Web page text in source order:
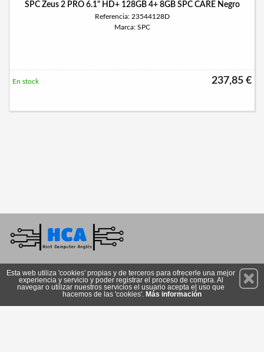
SPC Zeus 2 PRO 6.1" HD+ 128GB 4+ 8GB SPC CARE Negro
Referencia: 23544128D
Marca: SPC
237,85 €
En stock
Suscríbete
Esta web utiliza 'cookies' propias y de terceros para ofrecerle una mejor
experiencia y servicio y poder registrar el proceso de compra. Al
navegar o utilizar nuestros servicios el usuario acepta el uso que
hacemos de las 'cookies'. Más información